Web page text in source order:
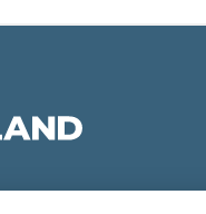
presenteras av